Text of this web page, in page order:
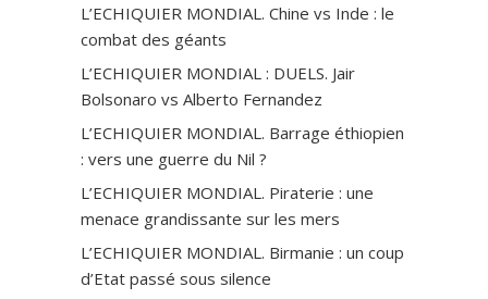
L’ECHIQUIER MONDIAL. Chine vs Inde : le
combat des géants
L’ECHIQUIER MONDIAL : DUELS. Jair
Bolsonaro vs Alberto Fernandez
L’ECHIQUIER MONDIAL. Barrage éthiopien
: vers une guerre du Nil ?
L’ECHIQUIER MONDIAL. Piraterie : une
menace grandissante sur les mers
L’ECHIQUIER MONDIAL. Birmanie : un coup
d’Etat passé sous silence